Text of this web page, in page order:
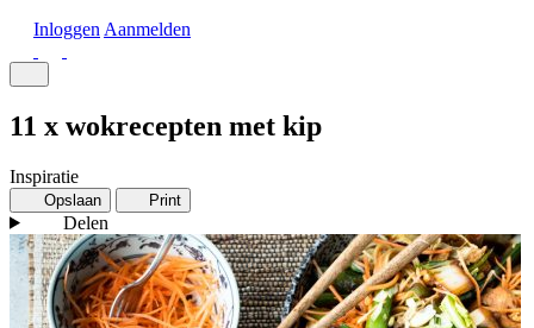
Inloggen Aanmelden
11 x wokrecepten met kip
Inspiratie
Opslaan Print
Delen